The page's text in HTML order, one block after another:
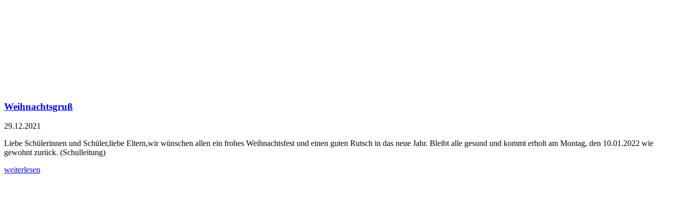
Weihnachtsgruß
29.12.2021
Liebe Schülerinnen und Schüler,liebe Eltern,wir wünschen allen ein frohes Weihnachtsfest und einen guten Rutsch in das neue Jahr. Bleibt alle gesund und kommt erholt am Montag, den 10.01.2022 wie
gewohnt zurück. (Schulleitung)
weiterlesen